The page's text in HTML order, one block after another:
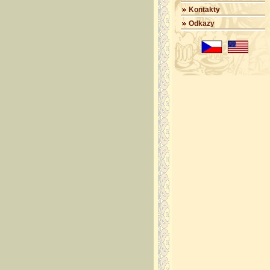
Kontakty
Odkazy